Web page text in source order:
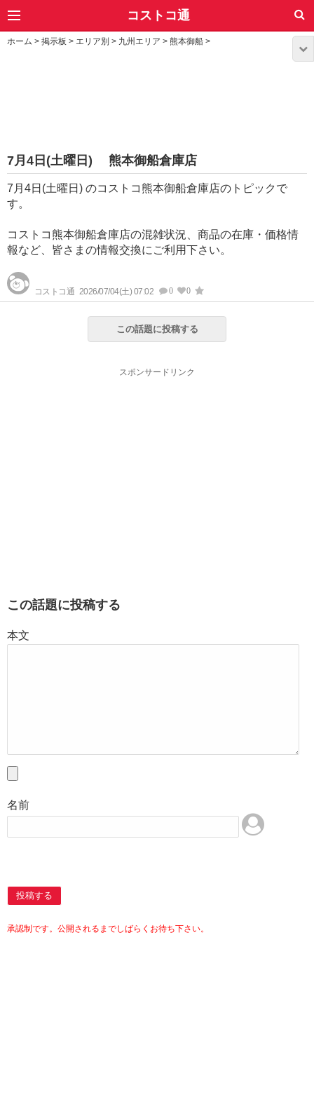
コストコ通
ホーム > 掲示板 > エリア別 > 九州エリア > 熊本御船 >
7月4日(土曜日) 熊本御船倉庫店
7月4日(土曜日) のコストコ熊本御船倉庫店のトピックで
す。
コストコ熊本御船倉庫店の混雑状況、商品の在庫・価格情
報など、皆さまの情報交換にご利用下さい。
コストコ通 2026/07/04(土) 07:02 0 0
この話題に投稿する
スポンサードリンク
この話題に投稿する
本文
名前
投稿する
承認制です。公開されるまでしばらくお待ち下さい。